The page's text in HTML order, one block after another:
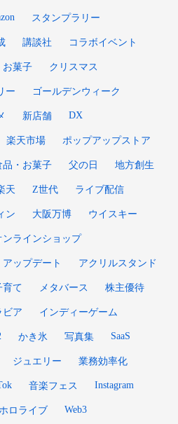
スタンプラリー
講談社 コラボイベント
お菓子 クリスマス
ー ゴールデンウィーク
新店舗 DX
楽天市場 ポップアップストア
品・お菓子 父の日 地方創生
天 Z世代 ライブ配信
ン 大阪万博 ウイスキー
ンラインショップ
アップデート アクリルスタンド
育て メタバース 株主優待
ビア インディーゲーム
かき氷 写真集 SaaS
ジュエリー 業務効率化
音楽フェス Instagram
ロライブ Web3